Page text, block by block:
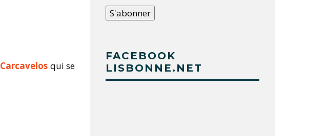
Carcavelos qui se
FACEBOOK
LISBONNE.NET